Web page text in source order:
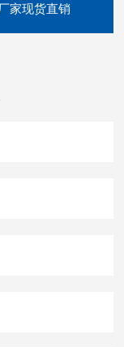
家现货直销